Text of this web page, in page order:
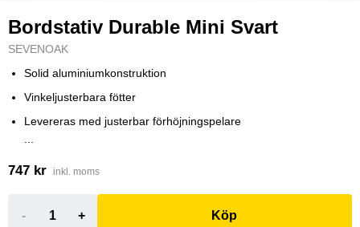
Bordstativ Durable Mini Svart
SEVENOAK
Solid aluminiumkonstruktion
Vinkeljusterbara fötter
Levereras med justerbar förhöjningspelare
747 kr inkl. moms
- + Köp